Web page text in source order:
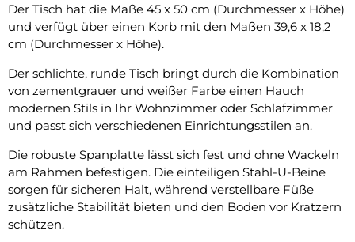
Der Tisch hat die Maße 45 x 50 cm (Durchmesser x Höhe)
und verfügt über einen Korb mit den Maßen 39,6 x 18,2
cm (Durchmesser x Höhe).
Der schlichte, runde Tisch bringt durch die Kombination
von zementgrauer und weißer Farbe einen Hauch
modernen Stils in Ihr Wohnzimmer oder Schlafzimmer
und passt sich verschiedenen Einrichtungsstilen an.
Die robuste Spanplatte lässt sich fest und ohne Wackeln
am Rahmen befestigen. Die einteiligen Stahl-U-Beine
sorgen für sicheren Halt, während verstellbare Füße
zusätzliche Stabilität bieten und den Boden vor Kratzern
schützen.